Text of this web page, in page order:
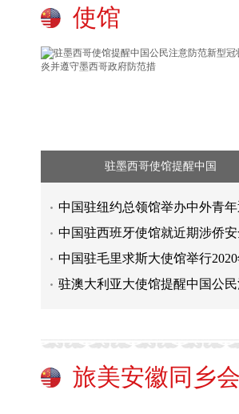
使馆
驻墨西哥使馆提醒中国
中国驻纽约总领馆举办中外青
中国驻西班牙使馆就近期涉侨安
中国驻毛里求斯大使馆举行
驻澳大利亚大使馆提醒中国公
旅美安徽同乡会